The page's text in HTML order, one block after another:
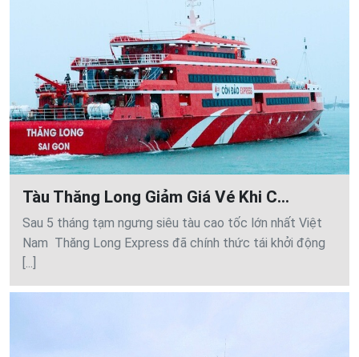
Tàu Thăng Long Giảm Giá Vé Khi C...
Sau 5 tháng tạm ngưng siêu tàu cao tốc lớn nhất Việt
Nam Thăng Long Express đã chính thức tái khởi động
[...]